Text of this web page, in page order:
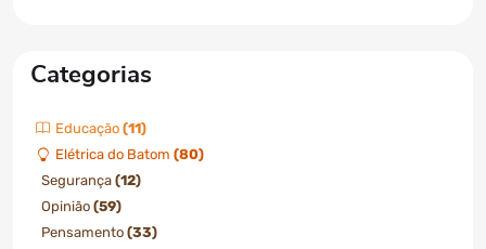
Categorias
Educação (11)
Elétrica do Batom (80)
Segurança (12)
Opinião (59)
Pensamento (33)